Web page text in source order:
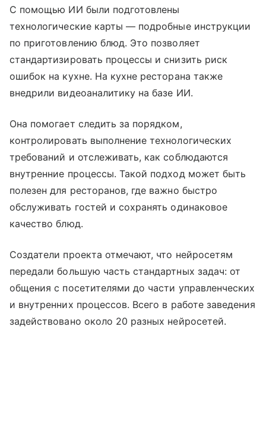
С помощью ИИ были подготовлены
технологические карты — подробные инструкции
по приготовлению блюд. Это позволяет
стандартизировать процессы и снизить риск
ошибок на кухне. На кухне ресторана также
внедрили видеоаналитику на базе ИИ.
Она помогает следить за порядком,
контролировать выполнение технологических
требований и отслеживать, как соблюдаются
внутренние процессы. Такой подход может быть
полезен для ресторанов, где важно быстро
обслуживать гостей и сохранять одинаковое
качество блюд.
Создатели проекта отмечают, что нейросетям
передали большую часть стандартных задач: от
общения с посетителями до части управленческих
и внутренних процессов. Всего в работе заведения
задействовано около 20 разных нейросетей.